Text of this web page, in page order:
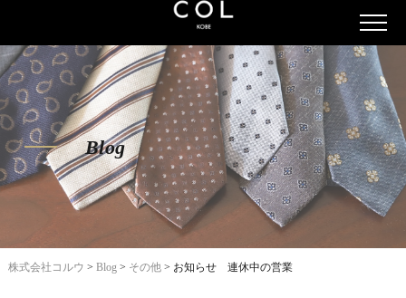
Blog
株式会社コルウ > Blog> その他> お知らせ 連休中の営業